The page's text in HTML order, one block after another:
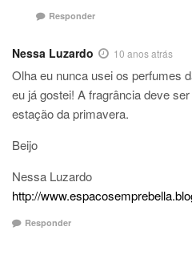
Responder
Nessa Luzardo 10 anos atrás
Olha eu nunca usei os perfumes
eu já gostei! A fragrância deve
estação da primavera.
Beijo
Nessa Luzardo
http://
Responder